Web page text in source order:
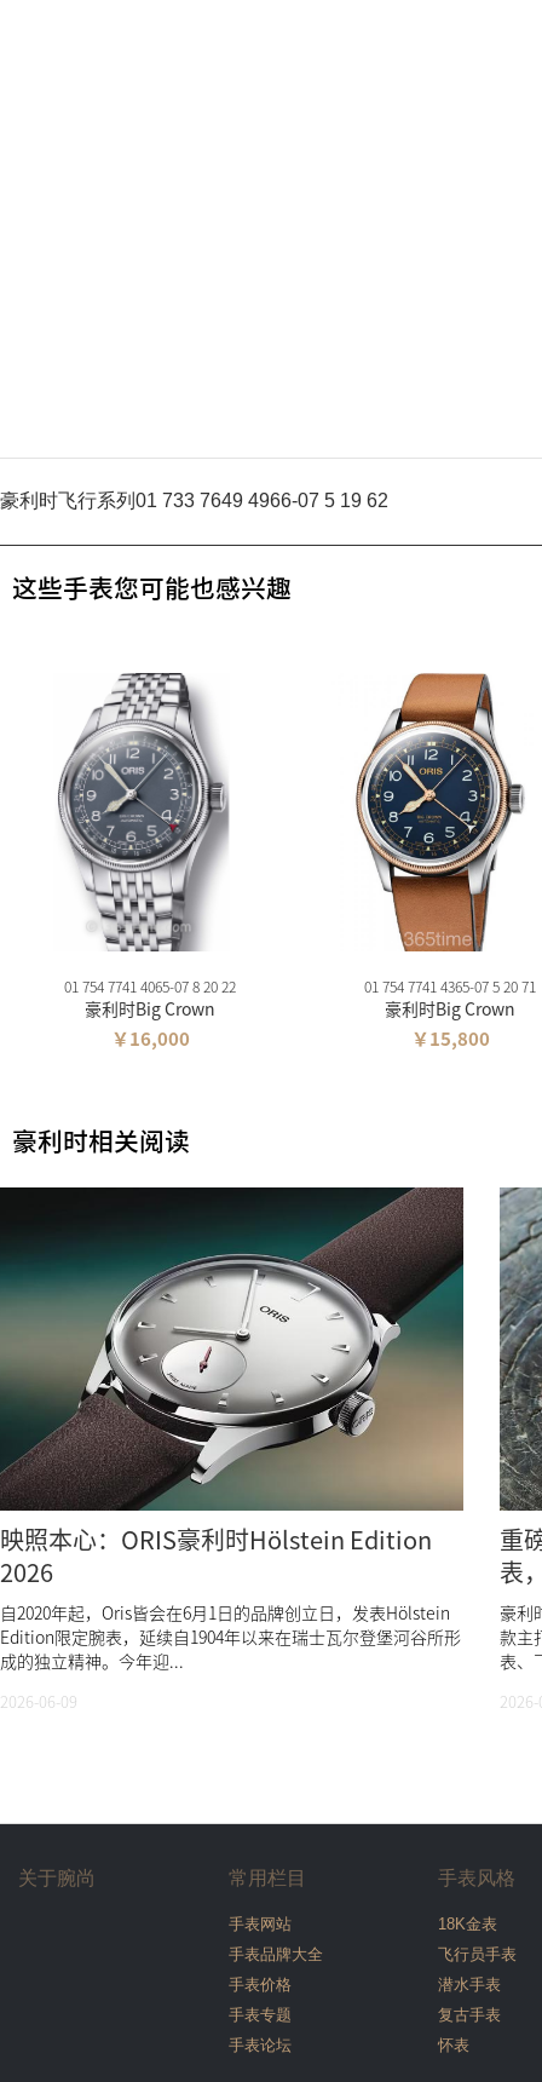
豪利时飞行系列01 733 7649 4966-07 5 19 62
这些手表您可能也感兴趣
01 754 7741 4065-07 8 20 22
豪利时Big Crown
￥16,000
01 754 7741 4365-07 5 20 71
豪利时Big Crown
￥15,800
豪利时相关阅读
映照本心：ORIS豪利时Hölstein Edition
2026
自2020年起，Oris皆会在6月1日的品牌创立日，发表Hölstein
Edition限定腕表，延续自1904年以来在瑞士瓦尔登堡河谷所形
成的独立精神。今年迎...
2026-06-09
重
表
豪利
款主
表、
关于腕尚 常用栏目
手表网站
手表品牌大全
手表价格
手表专题
手表论坛
手表风格
18K金表
飞行员手表
潜水手表
复古手表
怀表